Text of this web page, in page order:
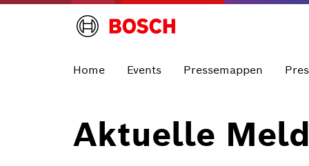
Home Events Pressemappen
Aktuelle